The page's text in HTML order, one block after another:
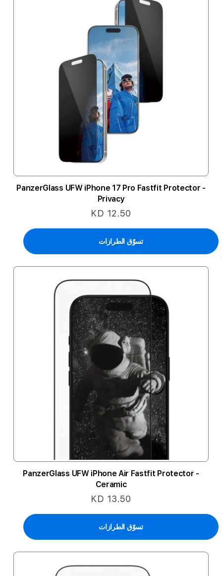
PanzerGlass UFW iPhone 17 Pro Fastfit Protector -
Privacy
KD 12.50
تسوّق الطرازات
PanzerGlass UFW iPhone Air Fastfit Protector -
Ceramic
KD 13.50
تسوّق الطرازات